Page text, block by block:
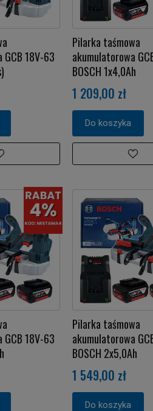
18V-63
Pilarka taśmowa
akumulatorowa
BOSCH 1x4,0Ah
1 209,00 zł
Do koszyka
18V-63
Pilarka taśmowa
akumulatorowa
BOSCH 2x5,0Ah
1 549,00 zł
Do koszyka